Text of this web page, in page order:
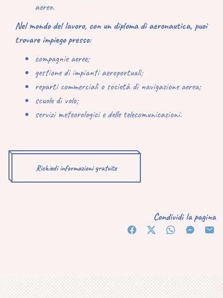
aereo.
Nel mondo del lavoro, con un diploma di aeronautica, puoi
trovare impiego presso:
compagnie aeree;
gestione di impianti aeroportuali;
reparti commerciali o società di navigazione aerea;
scuole di volo;
servizi meteorologici e delle telecomunicazioni.
Richiedi informazioni gratuite
Condividi la pagina